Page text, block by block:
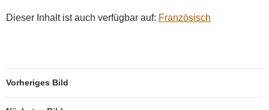
Dieser Inhalt ist auch verfügbar auf: Französisch
Vorheriges Bild